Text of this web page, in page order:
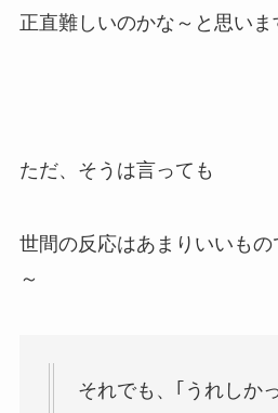
正直難しいのかな～と思いま
ただ、そうは言っても
世間の反応はあまりいいも
～
それでも、｢うれしか